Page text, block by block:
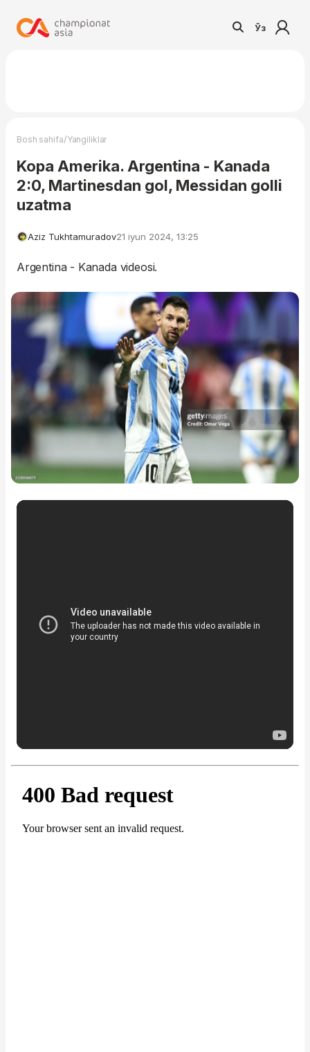
Ўз
Bosh sahifa/Yangiliklar
Kopa Amerika. Argentina - Kanada
2:0, Martinesdan gol, Messidan golli
uzatma
Aziz Tukhtamuradov21 iyun 2024, 13:25
Argentina - Kanada videosi.